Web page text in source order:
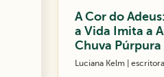
A Cor do
a Vida Imita a
Chuva Púrpura
Luciana Kelm | escritora